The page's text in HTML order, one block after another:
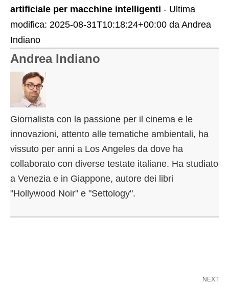
artificiale per macchine intelligenti - Ultima
modifica: 2025-08-31T10:18:24+00:00 da Andrea
Indiano
Andrea Indiano
Giornalista con la passione per il cinema e le
innovazioni, attento alle tematiche ambientali, ha
vissuto per anni a Los Angeles da dove ha
collaborato con diverse testate italiane. Ha studiato
a Venezia e in Giappone, autore dei libri
"Hollywood Noir" e "Settology".
NEXT